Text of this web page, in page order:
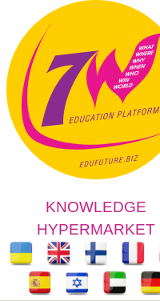
KNOWLEDGE
HYPERMARKET